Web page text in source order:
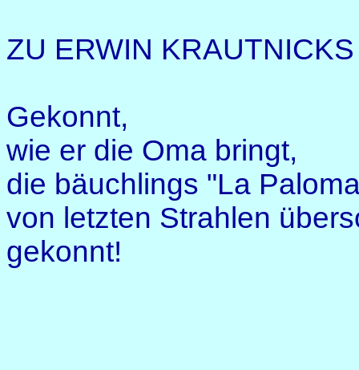
ZU ERWIN
Gekonnt,
wie er die Oma bringt,
die bäuchlings "La
von letzten Strahlen
gekonnt!